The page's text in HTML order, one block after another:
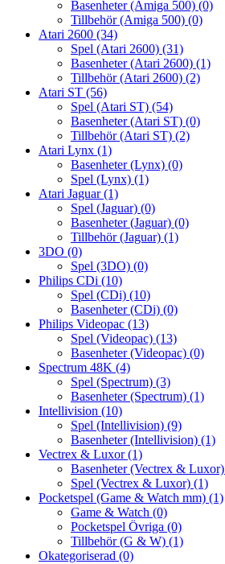
Basenheter (Amiga 500) (0)
Tillbehör (Amiga 500) (0)
Atari 2600 (34)
Spel (Atari 2600) (31)
Basenheter (Atari 2600) (1)
Tillbehör (Atari 2600) (2)
Atari ST (56)
Spel (Atari ST) (54)
Basenheter (Atari ST) (0)
Tillbehör (Atari ST) (2)
Atari Lynx (1)
Basenheter (Lynx) (0)
Spel (Lynx) (1)
Atari Jaguar(1)
Spel (Jaguar) (0)
Basenheter (Jaguar) (0)
Tillbehör (Jaguar) (1)
3DO (0)
Spel (3DO) (0)
Philips CDi (10)
Spel (CDi) (10)
Basenheter (CDi) (0)
Philips Videopac (13)
Spel (Videopac) (13)
Basenheter (Videopac) (0)
Spectrum 48K (4)
Spel (Spectrum) (3)
Basenheter (Spectrum) (1)
Intellivision (10)
Spel (Intellivision) (9)
Basenheter (Intellivision) (1)
Vectrex & Luxor(1)
Basenheter (Vectrex & Luxor)
Spel (Vectrex & Luxor) (1)
Pocketspel (Game & Watch mm) (1)
Game & Watch (0)
Pocketspel Övriga (0)
Tillbehör (G & W) (1)
Okategoriserad (0)